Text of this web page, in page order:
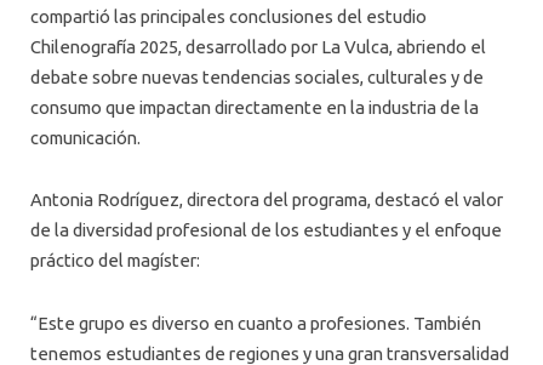
compartió las principales conclusiones del estudio
Chilenografía 2025, desarrollado por La Vulca, abriendo el
debate sobre nuevas tendencias sociales, culturales y de
consumo que impactan directamente en la industria de la
comunicación.
Antonia Rodríguez, directora del programa, destacó el valor
de la diversidad profesional de los estudiantes y el enfoque
práctico del magíster:
“Este grupo es diverso en cuanto a profesiones. También
tenemos estudiantes de regiones y una gran transversalidad